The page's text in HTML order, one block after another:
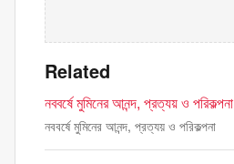
Related
নববর্ষে মুমিনের আনন্দ, প্রত্যয় ও পরিকল্পনা
নববর্ষে মুমিনের আনন্দ, প্রত্যয় ও পরিকল্পনা